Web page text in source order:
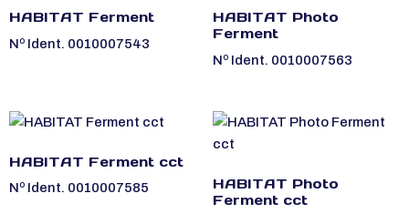
HABITAT Ferment
Nº Ident. 0010007543
HABITAT Photo
Ferment
Nº Ident. 0010007563
HABITAT Ferment cct
Nº Ident. 0010007585
HABITAT Photo
Ferment cct